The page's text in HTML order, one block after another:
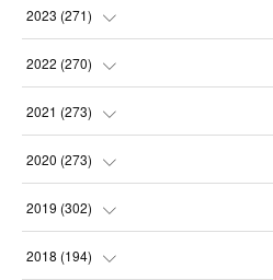
(21
(21
(21
(22
(23
(22
2023 (271)
(22
(23
(23
(21
2022 (270)
(23
(23
(22
(23
2021 (273)
(24
(23
(22
2020 (273)
(24
(22
2019 (302)
(23
2018 (194)